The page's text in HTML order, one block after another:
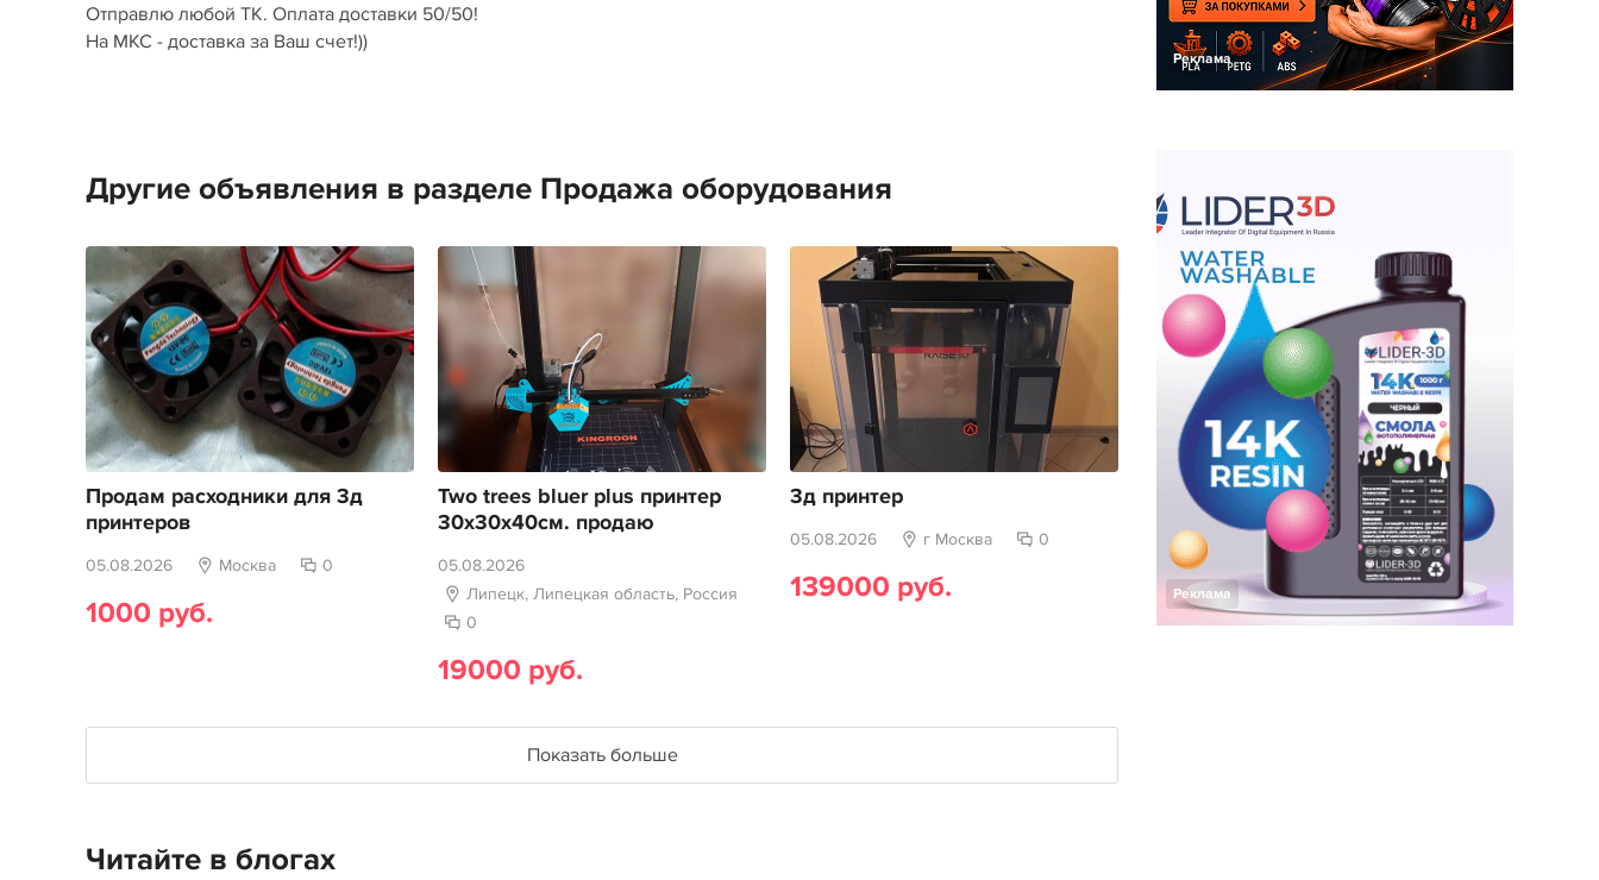
Отправлю любой ТК. Оплата доставки 50/50!
На МКС - доставка за Ваш счет!))
Другие объявления в разделе Продажа оборудования
Продам расходники для 3д
принтеров
05.08.2026 Москва 0
1000 руб.
Two trees bluer plus принтер
30х30х40см. продаю
05.08.2026
Липецк, Липецкая область, Россия
0
19000 руб.
3д принтер
05.08.2026 г Москва 0
139000 руб.
Показать больше
Читайте в блогах
Реклама
Реклама